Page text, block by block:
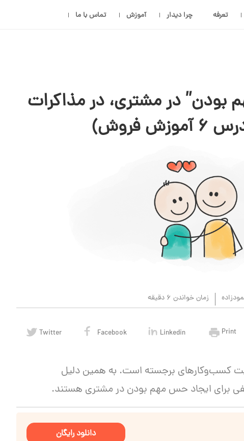
تعرفه چرا دیدار آموزش تماس با ما
بودن” در مشتری، در مذاکرات
فروش)
زمان خواندن 6 دقیقه
Twitter Facebook Linkedin Print
کسب‌وکارهای برجسته است. به همین دلیل
برای ایجاد حس مهم بودن در مشتری هستند.
دانلود رایگان